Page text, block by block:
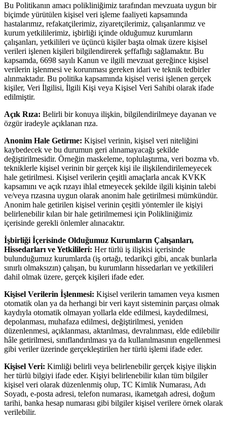
Bu Politikanın amacı polikliniğimiz tarafından mevzuata uygun bir
biçimde yürütülen kişisel veri işleme faaliyeti kapsamında
hastalarımız, refakatçilerimiz, ziyaretçilerimiz, çalışanlarımız ve
kurum yetkililerimiz, işbirliği içinde olduğumuz kurumların
çalışanları, yetkilileri ve üçüncü kişiler başta olmak üzere kişisel
verileri işlenen kişileri bilgilendirerek şeffaflığı sağlamaktır. Bu
kapsamda, 6698 sayılı Kanun ve ilgili mevzuat gereğince kişisel
verilerin işlenmesi ve korunması gereken idari ve teknik tedbirler
alınmaktadır. Bu politika kapsamında kişisel verisi işlenen gerçek
kişiler, Veri İlgilisi, İlgili Kişi veya Kişisel Veri Sahibi olarak ifade
edilmiştir.
Açık Rıza: Belirli bir konuya ilişkin, bilgilendirilmeye dayanan ve
özgür iradeyle açıklanan rıza.
Anonim Hale Getirme: Kişisel verinin, kişisel veri niteliğini
kaybedecek ve bu durumun geri alınamayacağı şekilde
değiştirilmesidir. Örneğin maskeleme, toplulaştırma, veri bozma vb.
tekniklerle kişisel verinin bir gerçek kişi ile ilişkilendirilemeyecek
hale getirilmesi. Kişisel verilerin çeşitli amaçlarla ancak KVKK
kapsamını ve açık rızayı ihlal etmeyecek şekilde ilgili kişinin talebi
ve/veya rızasına uygun olarak anonim hale getirilmesi mümkündür.
Anonim hale getirilen kişisel verinin çeşitli yöntemler ile kişiyi
belirlenebilir kılan bir hale getirilmemesi için Polikliniğimiz
içerisinde gerekli önlemler alınacaktır.
İşbirliği İçerisinde Olduğumuz Kurumların Çalışanları,
Hissedarları ve Yetkilileri: Her türlü iş ilişkisi içerisinde
bulunduğumuz kurumlarda (iş ortağı, tedarikçi gibi, ancak bunlarla
sınırlı olmaksızın) çalışan, bu kurumların hissedarları ve yetkilileri
dahil olmak üzere, gerçek kişileri ifade eder.
Kişisel Verilerin İşlenmesi: Kişisel verilerin tamamen veya kısmen
otomatik olan ya da herhangi bir veri kayıt sisteminin parçası olmak
kaydıyla otomatik olmayan yollarla elde edilmesi, kaydedilmesi,
depolanması, muhafaza edilmesi, değiştirilmesi, yeniden
düzenlenmesi, açıklanması, aktarılması, devralınması, elde edilebilir
hâle getirilmesi, sınıflandırılması ya da kullanılmasının engellenmesi
gibi veriler üzerinde gerçekleştirilen her türlü işlemi ifade eder.
Kişisel Veri: Kimliği belirli veya belirlenebilir gerçek kişiye ilişkin
her türlü bilgiyi ifade eder. Kişiyi belirlenebilir kılan tüm bilgiler
kişisel veri olarak düzenlenmiş olup, TC Kimlik Numarası, Adı
Soyadı, e-posta adresi, telefon numarası, ikametgah adresi, doğum
tarihi, banka hesap numarası gibi bilgiler kişisel verilere örnek olarak
verilebilir.